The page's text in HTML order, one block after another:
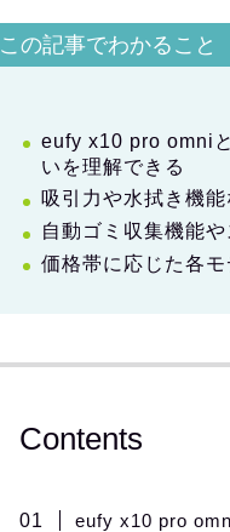
この記事でわかること
eufy x10 pro omni
いを理解できる
吸引力や水拭き機
自動ゴミ収集機能
価格帯に応じた各
Contents
eufy x10 pro